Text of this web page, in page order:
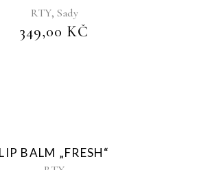
RTY, Sady
349,00 KČ
LIP BALM „FRESH“